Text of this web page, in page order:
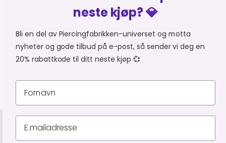
OM PIERCINGFABRIKKEN
MER FRA PIERCINGFABRIKKEN
HANDLE FRADu er i
Organisasjonsnummer 927 523 795
Personvernerklæring Leveringsbetingelser
neste kjøp? 💎
Bli en del av Piercingfabrikken-universet og motta
nyheter og gode tilbud på e-post, så sender vi deg en
20% rabattkode til ditt neste kjøp 💞